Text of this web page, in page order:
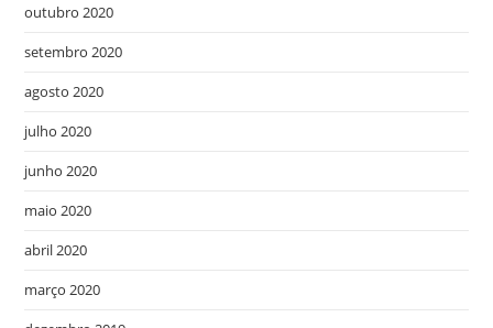
outubro 2020
setembro 2020
agosto 2020
julho 2020
junho 2020
maio 2020
abril 2020
março 2020